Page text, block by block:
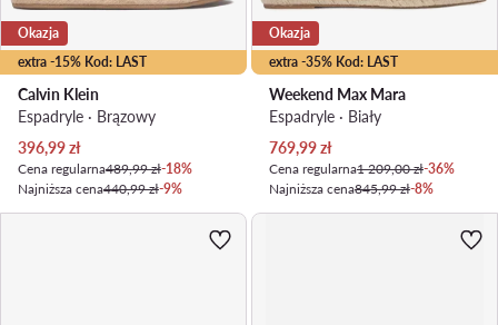
extra -15% Kod: LAST
Okazja
Calvin Klein
Espadryle · Brązowy
Aktualna cena
396,99zł
Cena regularna489,99 zł-18%
Najniższa cena440,99 zł-9%
extra -35% Kod: LAST
Okazja
Weekend Max Mara
Espadryle · Biały
Aktualna cena
769,99zł
Cena regularna1 209,00 zł-36%
Najniższa cena845,99 zł-8%